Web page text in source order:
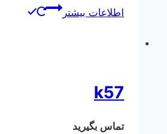
اطلاعات بیشتر
k57
تماس بگیرید